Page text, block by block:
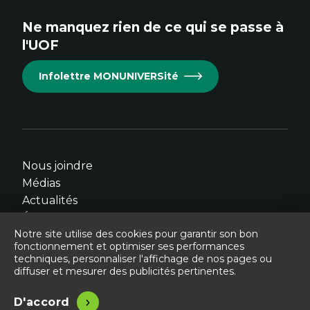
Cet
s'ouvrira
dans
fenêtre.
Cet
s'ouvrira
dans
fenêtre.
Cet
s'ouvrira
dans
fenêtre.
Cet
s'ouvrira
dans
fenêtre.
Cet
s'ouvrira
dans
fenêtre.
Ne manquez rien de ce qui se passe à
l'UOF
Infolettre MONUNIVERSité
Nous joindre
Médias
Actualités
© Université de l'Ontario français - 2026
Site conçu, développé et hébergé par
Notre site utilise des cookies pour garantir son bon
fonctionnement et optimiser ses performances
techniques, personnaliser l'affichage de nos pages ou
diffuser et mesurer des publicités pertinentes.
D'accord